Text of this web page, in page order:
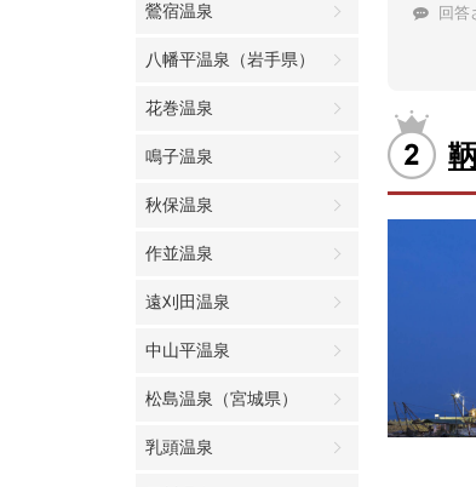
鶯宿温泉
八幡平温泉（岩手県）
花巻温泉
鳴子温泉
秋保温泉
作並温泉
遠刈田温泉
中山平温泉
松島温泉（宮城県）
乳頭温泉
回答